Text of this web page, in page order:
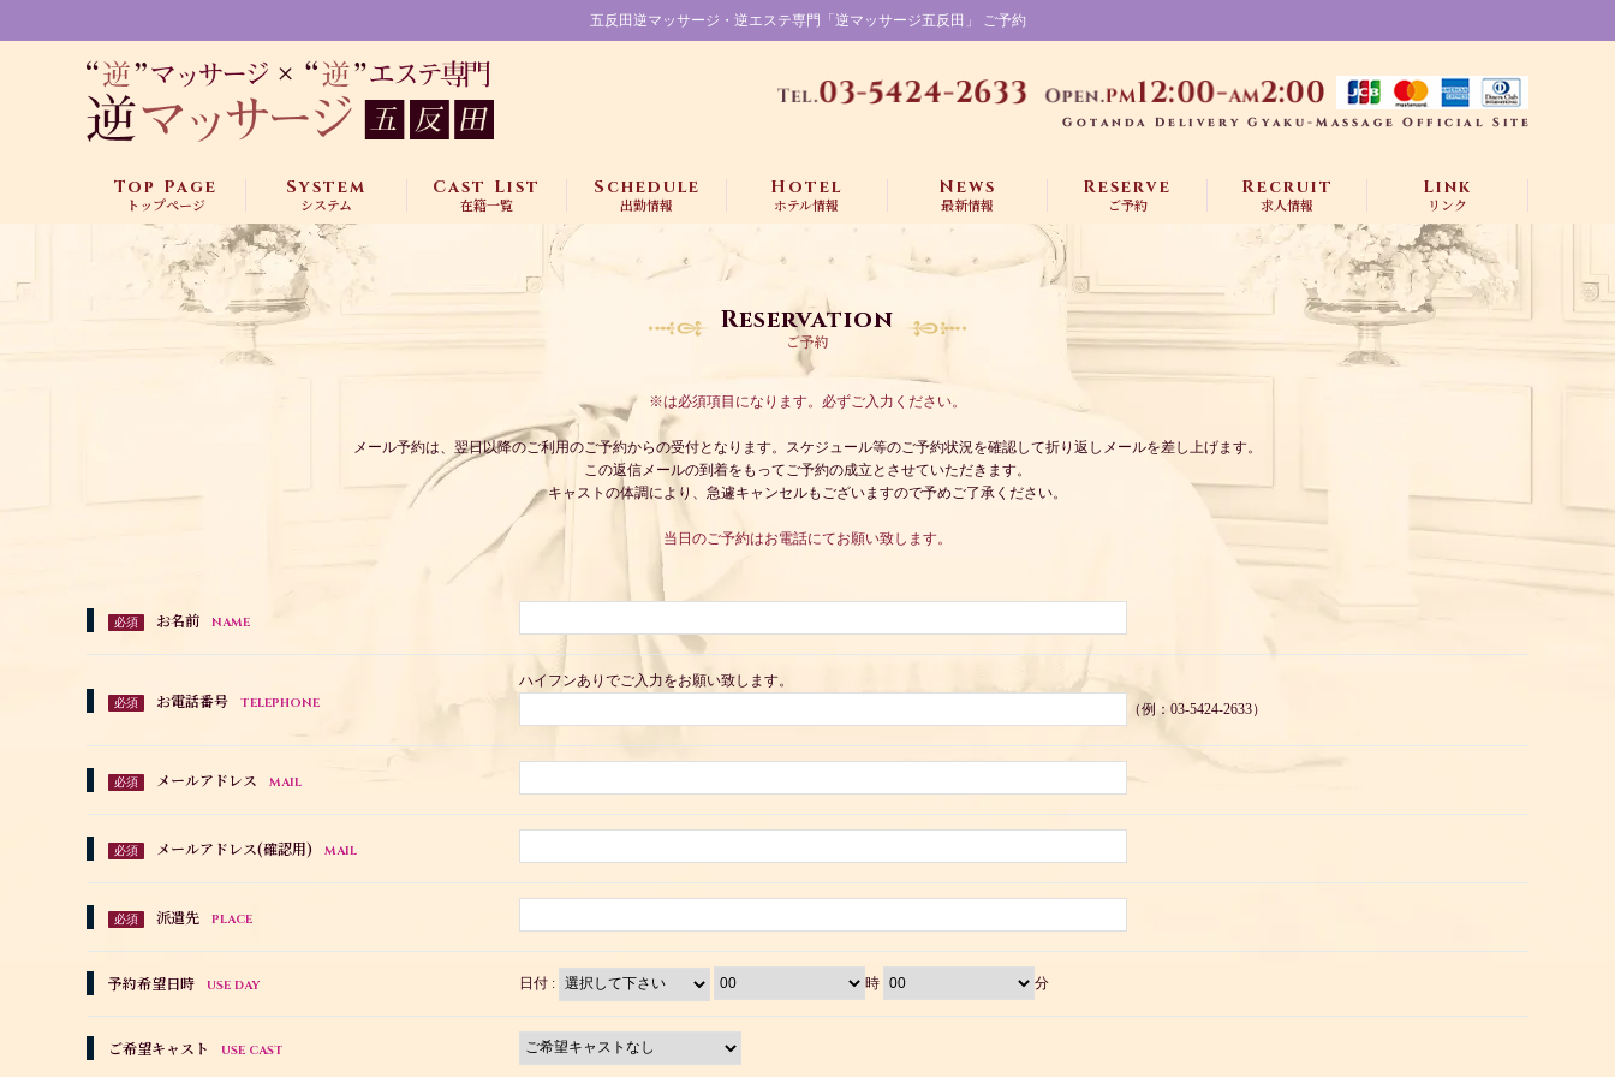
五反田逆マッサージ・逆エステ専門「逆マッサージ五反田」 ご予約
Top Page
トップページ
System
システム
Cast List
在籍一覧
Schedule
出勤情報
Hotel
ホテル情報
News
最新情報
Reserve
ご予約
Recruit
求人情報
Link
リンク
Reservation
ご予約
※は必須項目になります。必ずご入力ください。
メール予約は、翌日以降のご利用のご予約からの受付となります。スケジュール等のご予約状況を確認して折り返しメールを差し上げます。
この返信メールの到着をもってご予約の成立とさせていただきます。
キャストの体調により、急遽キャンセルもございますので予めご了承ください。
当日のご予約はお電話にてお願い致します。
必須 お名前 NAME
必須 お電話番号 TELEPHONE
ハイフンありでご入力をお願い致します。
（例：03-5424-2633）
必須 メールアドレス MAIL
必須 メールアドレス(確認用) MAIL
必須 派遣先 PLACE
予約希望日時 USE DAY 日付 : 時 分
ご希望キャスト USE CAST